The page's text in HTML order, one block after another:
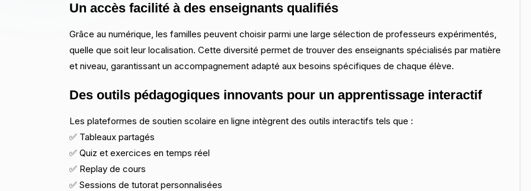
Un accès facilité à des enseignants qualifiés
Grâce au numérique, les familles peuvent choisir parmi une large sélection de professeurs expérimentés,
quelle que soit leur localisation. Cette diversité permet de trouver des enseignants spécialisés par matière
et niveau, garantissant un accompagnement adapté aux besoins spécifiques de chaque élève.
Des outils pédagogiques innovants pour un apprentissage interactif
Les plateformes de soutien scolaire en ligne intègrent des outils interactifs tels que :
✅ Tableaux partagés
✅ Quiz et exercices en temps réel
✅ Replay de cours
✅ Sessions de tutorat personnalisées